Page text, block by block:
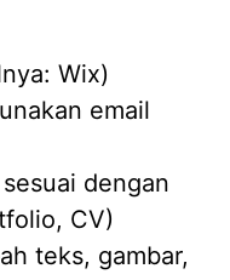
Wix)
email
dengan
CV)
teks, gambar,